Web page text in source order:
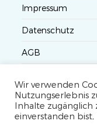
Impressum
Datenschutz
AGB
Widerruf
Wir verwenden
Nutzungserlebnis
Inhalte zugänglich
einverstanden